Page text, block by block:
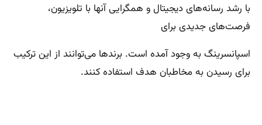
با رشد رسانه‌های دیجیتال و همگرایی آنها با تلویزیون،
فرصت‌های جدیدی برای
اسپانسرینگ به وجود آمده است. برندها می‌توانند از این ترکیب
برای رسیدن به مخاطبان هدف استفاده کنند.